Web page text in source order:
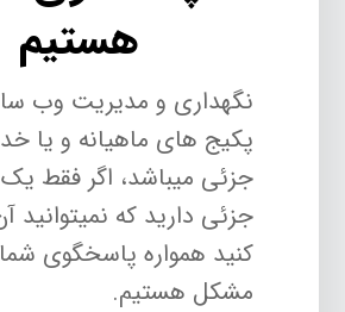
هستیم
نگهداری و مدیریت وب
پکیج های ماهیانه و یا
جزئی میباشد، اگر فقط
جزئی دارید که نمیتوانید
کنید همواره پاسخگوی
مشکل هستیم.